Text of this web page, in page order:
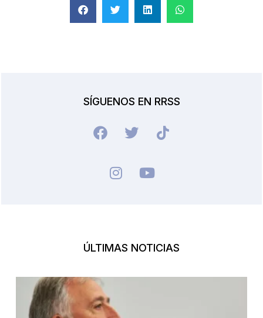
SÍGUENOS EN RRSS
ÚLTIMAS NOTICIAS